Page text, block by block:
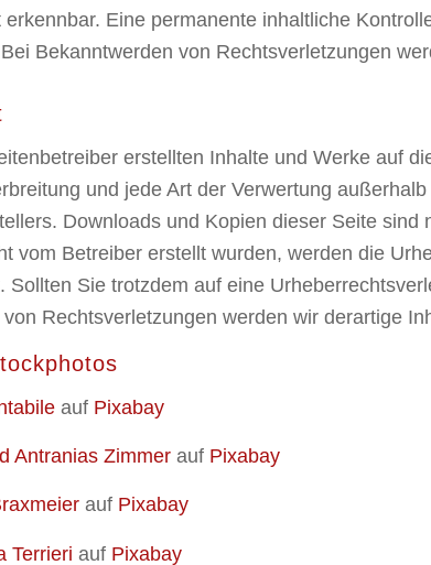
erkennbar. Eine permanente inhaltliche
Bekanntwerden von Rechtsverletzungen
erstellten Inhalte und Werke auf
und jede Art der Verwertung
Downloads und Kopien dieser Seite
vom Betreiber erstellt wurden, werden die
Sollten Sie trotzdem auf eine
Rechtsverletzungen werden wir derartige
auf Pixabay
Antranias Zimmer auf Pixabay
auf Pixabay
Terrieri auf Pixabay